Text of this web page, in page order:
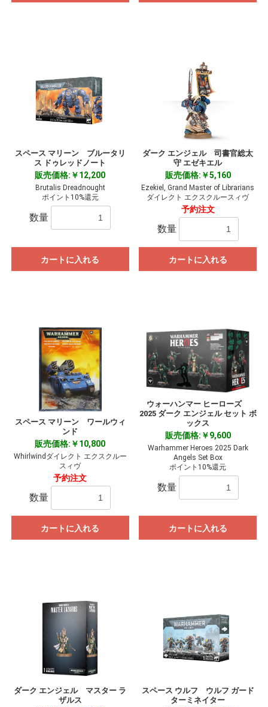
スペース マリーン ブルータリ
ス ドゥレッドノート
販売価格:￥12,200
Brutalis Dreadnought
ポイント10%還元
数量
カートに入れる
ダーク エンジェル 司書官総太
守 エゼキエル
販売価格:￥5,160
Ezekiel, Grand Master of Librarians
ダイレクト エクスクルースィヴ
予約注文
数量
カートに入れる
スペース マリーン ワールウィ
ンド
販売価格:￥10,800
Whirlwindダイレクト エクスクルー
スィヴ
予約注文
数量
カートに入れる
ウォーハンマー ヒーローズ
2025 ダーク エンジェル セット ボ
ックス
販売価格:￥9,600
Warhammer Heroes 2025 Dark
Angels Set Box
ポイント10%還元
数量
カートに入れる
ダーク エンジェル マスター ラ
ザルス
スペース ウルフ ウルフ ガード
ターミネイター